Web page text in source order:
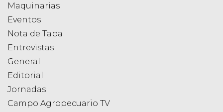
Maquinarias
Eventos
Nota de Tapa
Entrevistas
General
Editorial
Jornadas
Campo Agropecuario TV